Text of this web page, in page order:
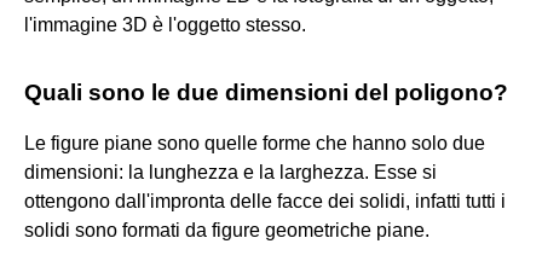
l'immagine 3D è l'oggetto stesso.
Quali sono le due dimensioni del poligono?
Le figure piane sono quelle forme che hanno solo due
dimensioni: la lunghezza e la larghezza. Esse si
ottengono dall'impronta delle facce dei solidi, infatti tutti i
solidi sono formati da figure geometriche piane.